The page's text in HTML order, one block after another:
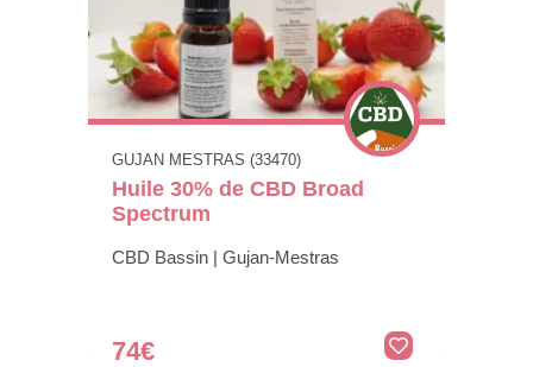
GUJAN MESTRAS (33470)
Huile 30% de CBD Broad
Spectrum
CBD Bassin | Gujan-Mestras
74€